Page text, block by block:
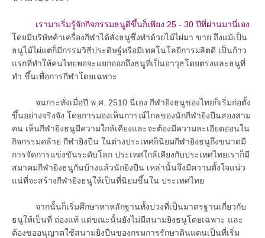
เรามาเริ่มรู้จักกิจกรรมธนูดีขึ้นก็เพียง 25 - 30 ปีที่ผ่านมานี่เอง
โดยมีบริษัทค้าเครื่องกีฬาได้สั่งธนูซึ่งทำด้วยไม้ไผ่มา ขาย ถึงแม้เป็น
ธนูไม้ไผ่แต่ก็มีกรรมวิธีประดิษฐ์หรือมีเทคโนโลยีการผลิตดี เป็นก้าว
แรกที่ทำให้คนไทยพอจะแยกออกถึงธนูที่เป็นอาวุธโดยตรงและธนูที่
ทำ ขึ้นเพื่อการกีฬาโดยเฉพาะ
จนกระทั่งเมื่อปี พ.ศ. 2510 นี่เอง กีฬายิงธนูของไทยก็เริ่มก่อตั้ง
ขึ้นอย่างจริงจัง โดยการมองเห็นการณ์ไกลของนักกีฬายิงปืนสองสาม
คน เห็นกีฬายิงธนูมีความใกล้เคียงและจะต้องมีความละเอียดอ่อนใน
กิจกรรมคล้าย กีฬายิงปืน ในต่างประเทศก็นิยมกีฬายิงธนูถึงขนาดมี
การจัดการแข่งขันระดับโลก ประเทศใกล้เคียงกับประเทศไทยเราก็มี
สมาคมกีฬายิงธนูกันบ้างแล้วนักยิงปืน เหล่านั้นจึงมีความตั้งใจแน่ว
แน่ที่จะสร้างกีฬายิงธนูให้เป็นที่นิยมขึ้นใน ประเทศไทย
จากนั้นก็เริ่มศึกษาหาหลักฐานทั้งปวงที่เป็นมาตรฐานเกี่ยวกับ
ธนูให้เป็นที่ ถ่องแท้ แต่ขณะนั้นยังไม่มีสนามยิงธนูโดยเฉพาะ และ
ต้องขออนุญาตใช้สนามยิงปืนของกรมการรักษาดินแดนเป็นที่เริ่ม